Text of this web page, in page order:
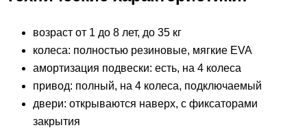
возраст от 1 до 8 лет, до 35 кг
колеса: полностью резиновые, мягкие EVA
амортизация подвески: есть, на 4 колеса
привод: полный, на 4 колеса, подключаемый
двери: открываются наверх, с фиксаторами
закрытия